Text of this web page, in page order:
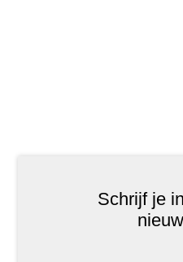
Schrijf je